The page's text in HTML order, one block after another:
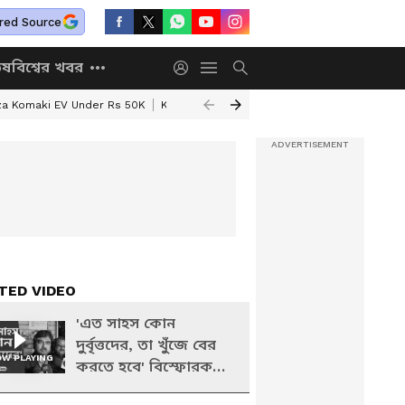
Source
বিশ্বের খবর
Komaki EV Under Rs 50K Kolkata Weather Update
VIDEO
PLAYING
'এত সাহস কোন
দুর্বৃত্তদের, তা খুঁজে বের
করতে হবে' বিস্ফোরক
বিচারপতি অভিজিৎ